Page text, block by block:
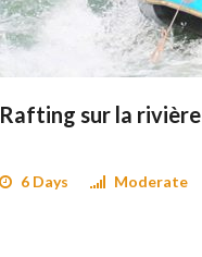
Rafting sur la
6 Days Moderate